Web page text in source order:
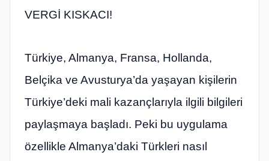
VERGİ KISKACI!
Türkiye, Almanya, Fransa, Hollanda,
Belçika ve Avusturya’da yaşayan kişilerin
Türkiye’deki mali kazançlarıyla ilgili bilgileri
paylaşmaya başladı. Peki bu uygulama
özellikle Almanya’daki Türkleri nasıl